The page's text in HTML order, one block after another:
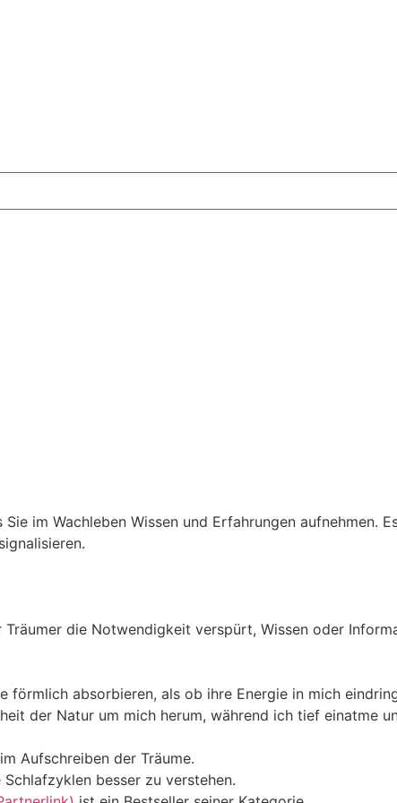
im Wachleben Wissen und Erfahrungen aufnehmen.
die Notwendigkeit verspürt, Wissen oder
förmlich absorbieren, als ob ihre Energie in mich
der Natur um mich herum, während ich tief einatme
Aufschreiben der Träume.
besser zu verstehen.